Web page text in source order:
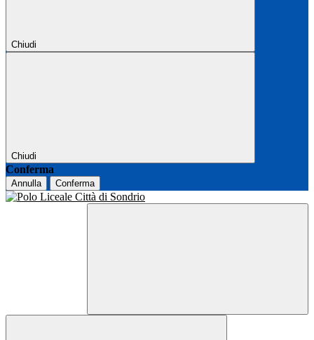
Chiudi
Chiudi
Conferma
Annulla Conferma